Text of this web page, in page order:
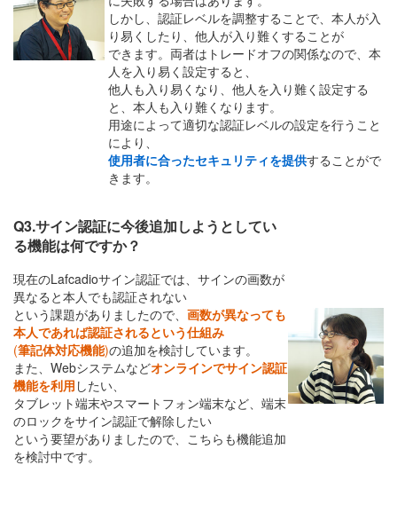
しかし、認証レベルを調整することで、本人が入
り易くしたり、他人が入り難くすることが
できます。両者はトレードオフの関係なので、本
人を入り易く設定すると、
他人も入り易くなり、他人を入り難く設定する
と、本人も入り難くなります。
用途によって適切な認証レベルの設定を行うこと
により、
使用者に合ったセキュリティを提供することがで
きます。
Q3.サイン認証に今後追加しようとしてい
る機能は何ですか？
現在のLafcadioサイン認証では、サインの画数が
異なると本人でも認証されない
という課題がありましたので、 画数が異なっても
本人であれば認証されるという仕組み
(筆記体対応機能)の追加を検討しています。
また、Webシステムなどオンラインでサイン認証
機能を利用 したい、
タブレット端末やスマートフォン端末など、端末
のロックをサイン認証で解除したい
という要望がありましたので、こちらも機能追加
を検討中です。